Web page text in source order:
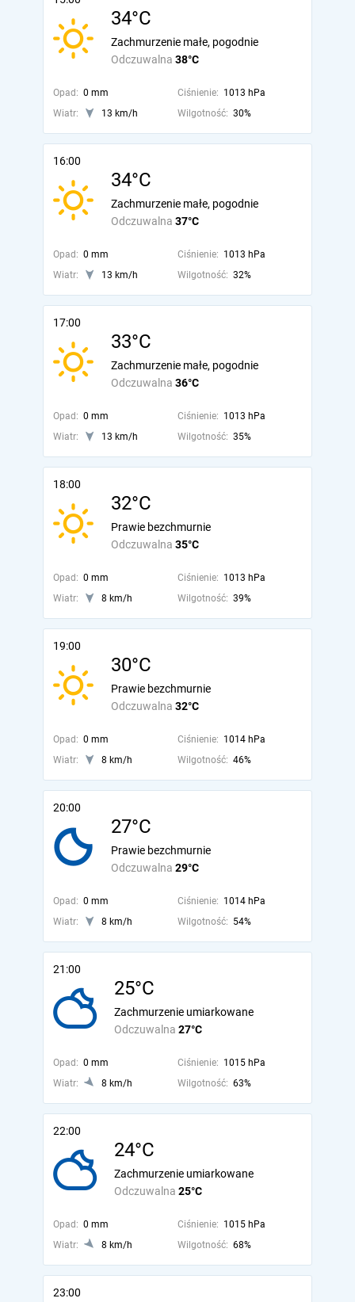
34°C
Odczuwalna 38°C
Zachmurzenie małe, pogodnie
Opad: 0 mm Ciśnienie: 1013 hPa
Wiatr:
13 km/h Wilgotność: 30%
16:00
34°C
Odczuwalna 37°C
Zachmurzenie małe, pogodnie
Opad: 0 mm Ciśnienie: 1013 hPa
Wiatr:
13 km/h Wilgotność: 32%
17:00
33°C
Odczuwalna 36°C
Zachmurzenie małe, pogodnie
Opad: 0 mm Ciśnienie: 1013 hPa
Wiatr:
13 km/h Wilgotność: 35%
18:00
32°C
Odczuwalna 35°C
Prawie bezchmurnie
Opad: 0 mm Ciśnienie: 1013 hPa
Wiatr:
8 km/h Wilgotność: 39%
19:00
30°C
Odczuwalna 32°C
Prawie bezchmurnie
Opad: 0 mm Ciśnienie: 1014 hPa
Wiatr:
8 km/h Wilgotność: 46%
20:00
27°C
Odczuwalna 29°C
Prawie bezchmurnie
Opad: 0 mm Ciśnienie: 1014 hPa
Wiatr:
8 km/h Wilgotność: 54%
21:00
25°C
Odczuwalna 27°C
Zachmurzenie umiarkowane
Opad: 0 mm Ciśnienie: 1015 hPa
Wiatr:
8 km/h Wilgotność: 63%
22:00
24°C
Odczuwalna 25°C
Zachmurzenie umiarkowane
Opad: 0 mm Ciśnienie: 1015 hPa
Wiatr:
8 km/h Wilgotność: 68%
23:00